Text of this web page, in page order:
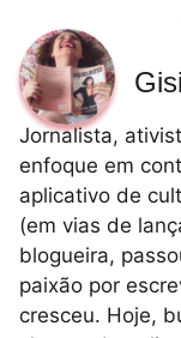
Jornalista,
enfoque em
aplicativo de
(em vias de
blogueira,
paixão por
cresceu. Hoje,